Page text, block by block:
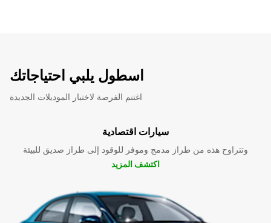
اسطول يلبي احتياجاتك
اغتنم الفرصة لاختبار الموديلات الجديدة
سيارات اقتصادية
وتتراوح هذه من طراز مدمج وموفر للوقود إلى طراز صديق للبيئة
اكتشف المزيد